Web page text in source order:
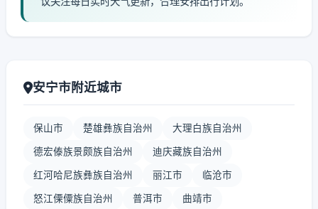
安宁市附近城市
保山市 楚雄彝族自治州 大理白族自治州
德宏傣族景颇族自治州 迪庆藏族自治州
红河哈尼族彝族自治州 丽江市 临沧市
怒江傈僳族自治州 普洱市 曲靖市